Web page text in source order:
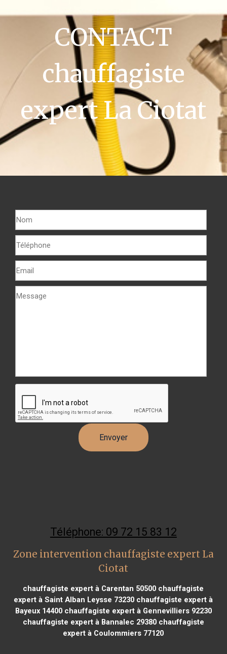
CONTACT
chauffagiste
expert La Ciotat
Téléphone: 09 72 15 83 12
Zone intervention chauffagiste expert La
Ciotat
chauffagiste expert à Carentan 50500 chauffagiste
expert à Saint Alban Leysse 73230 chauffagiste expert à
Bayeux 14400chauffagiste expert à Gennevilliers 92230
chauffagiste expert à Bannalec 29380chauffagiste
expert à Coulommiers 77120